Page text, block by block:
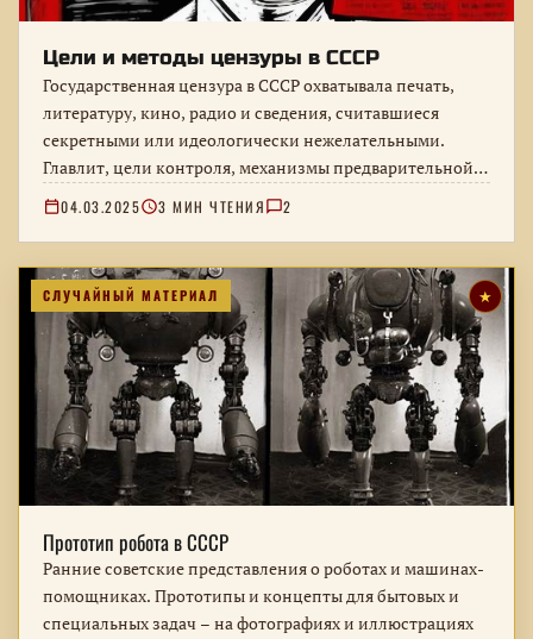
Цели и методы цензуры в СССР
Государственная цензура в СССР охватывала печать,
литературу, кино, радио и сведения, считавшиеся
секретными или идеологически нежелательными.
Главлит, цели контроля, механизмы предварительной
проверки и последствия для…
04.03.2025 3 МИН ЧТЕНИЯ 2
СЛУЧАЙНЫЙ МАТЕРИАЛ ★
Прототип робота в СССР
Ранние советские представления о роботах и машинах-
помощниках. Прототипы и концепты для бытовых и
специальных задач – на фотографиях и иллюстрациях